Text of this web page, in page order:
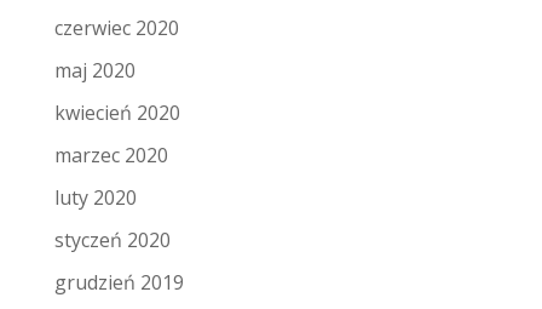
czerwiec 2020
maj 2020
kwiecień 2020
marzec 2020
luty 2020
styczeń 2020
grudzień 2019